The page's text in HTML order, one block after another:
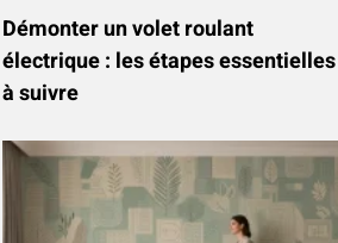
Démonter un volet roulant
électrique : les étapes essentielles
à suivre